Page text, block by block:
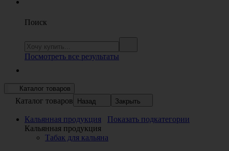
Поиск
Посмотреть все результаты
Каталог товаров
Каталог товаров Назад Закрыть
Кальянная продукция
Показать подкатегории
Кальянная продукция
Табак для кальяна